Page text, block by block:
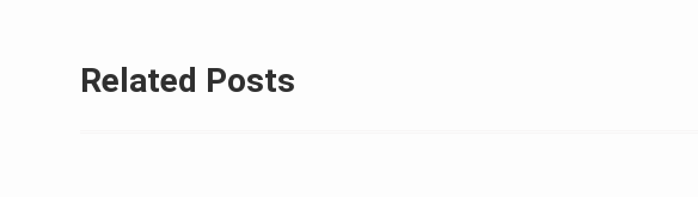
Related Posts